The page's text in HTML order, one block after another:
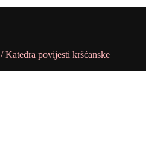
/Katedra povijesti kršćanske